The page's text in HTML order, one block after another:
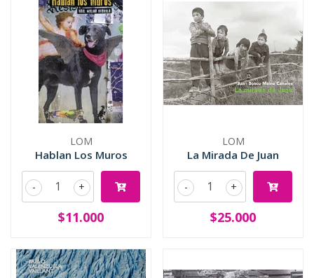
LOM
Hablan Los Muros
+
-
$11.000
LOM
La Mirada De Juan
+
-
$25.000